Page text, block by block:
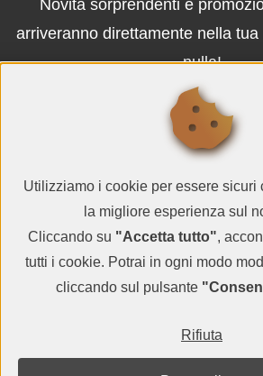
Utilizziamo i cookie per essere sicuri
la migliore esperienza sul
Cliccando su "Accetta tutto",
tutti i cookie. Potrai in ogni modo
cliccando sul pulsante
Rifiuta
Novità sorprendenti e
arriveranno direttamente nella
nulla!
ISCRIVITI
© QR